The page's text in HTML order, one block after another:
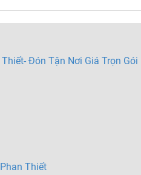
Đón Tận Nơi Giá Trọn Gói
Thiết